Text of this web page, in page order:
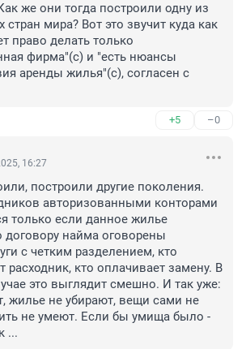
же они тогда построили одну из
мира? Вот это звучит куда как
право делать только
фирма"(с) и "есть нюансы
аренды жилья"(с), согласен с
+5 –0
16:27
построили другие поколения.
авторизованными конторами
только если данное жилье
договору найма оговорены
с четким разделением, кто
расходник, кто оплачивает замену. В
это выглядит смешно. И так уже:
жилье не убирают, вещи сами не
не умеют. Если бы умища было -
...